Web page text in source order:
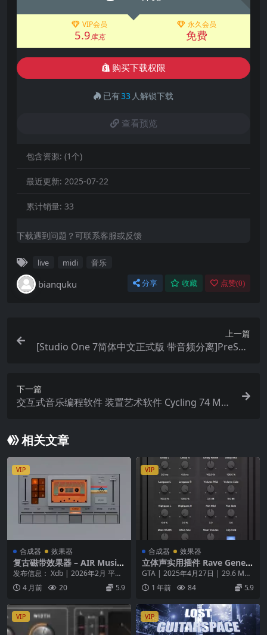
VIP会员
5.9库克
永久会员
免费
购买下载权限
已有33 人解锁下载
查看预览
包含资源: (1个)
最近更新: 2025-07-22
累计销量: 33
下载遇到问题？可联系客服或反馈
live midi 音乐
bianquku 分享 收藏 点赞(0)
上一篇
[Studio One 7简体中文正式版 带音频分离]PreSon
下一篇
交互式音乐编程软件 装置艺术软件 Cycling 74 Max
相关文章
VIP
合成器 效果器
复古磁带效果器 – AIR Music
Technology Fly Tape II v1.
0.0.27 macOS
发布信息： Xdb | 2026年2月 平
台： macOS 产品概述 为您的制
作...4 月前 20 5.9
VIP
合成器 效果器
立体声实用插件 Rave Genera
tion Sonic Spread v1.0.0 WI
N MAC UNPACKED-GTA
GTA | 2025年4月27日 | 29.6 MB
欢迎使用 Sonic Sp...
1 年前 84 5.9
VIP VIP